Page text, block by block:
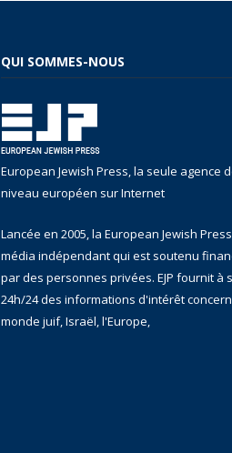
QUI SOMMES-NOUS
European Jewish Press, la seule agence
niveau européen sur Internet
Lancée en 2005, la European Jewish
média indépendant qui est soutenu
par des personnes privées. EJP fournit à
24h/24 des informations d'intérêt
monde juif, Israël, l'Europe,